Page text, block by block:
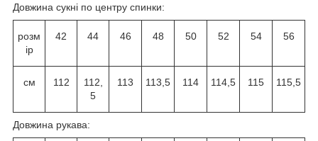
Довжина сукні по центру спинки:
розм
ір
42 44 46 48 50 52 54 56
см 112
112,
5
113 113,5 114 114,5 115 115,5
Довжина рукава: